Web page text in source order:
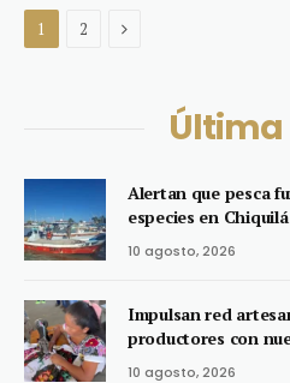
1 2 Next
Última
Alertan que pesca
especies en Chiquilá
10 agosto, 2026
Impulsan red
productores con
10 agosto, 2026